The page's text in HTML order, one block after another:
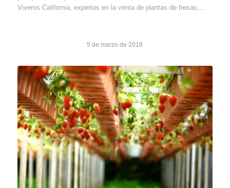
Viveros California, expertos en la venta de plantas de fresas,…
5 de marzo de 2018